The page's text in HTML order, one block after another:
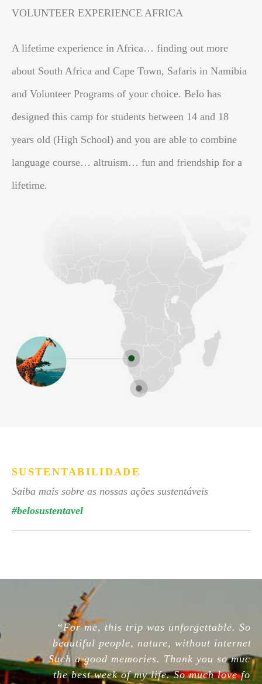
VOLUNTEER EXPERIENCE AFRICA
A lifetime experience in Africa… finding out more
about South Africa and Cape Town, Safaris in Namibia
and Volunteer Programs of your choice. Belo has
designed this camp for students between 14 and 18
years old (High School) and you are able to combine
language course… altruism… fun and friendship for a
lifetime.
SUSTENTABILIDADE
Saiba mais sobre as nossas ações sustentáveis
#belosustentavel
“For me, this trip was unforgettable. So
beautiful people, nature, without internet.
Such a good memories. Thank you so much,
the best week of my life. So much love for